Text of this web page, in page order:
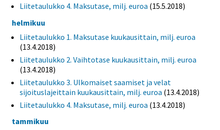
Liitetaulukko 4. Maksutase, milj. euroa (15.5.2018)
helmikuu
Liitetaulukko 1. Maksutase kuukausittain, milj. euroa
(13.4.2018)
Liitetaulukko 2. Vaihtotase kuukausittain, milj. euroa
(13.4.2018)
Liitetaulukko 3. Ulkomaiset saamiset ja velat
sijoituslajeittain kuukausittain, milj. euroa (13.4.2018)
Liitetaulukko 4. Maksutase, milj. euroa (13.4.2018)
tammikuu